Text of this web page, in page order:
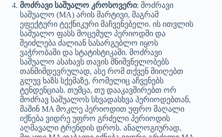
მოძრავი საშუალო კროსოვერი: მოძრავი
საშუალო (MA) არის მარტივი, მაგრამ
ეფექტური ტექნიკური მაჩვენებელი. ის ითვლის
საშუალო ფასს მოცემულ პერიოდში და
შეიძლება ძალიან სასარგებლო იყოს
ვაჭრობაში და სტატისტიკაში. მოძრავი
საშუალო ასახავს თავის მნიშვნელობებს
თანმიმდევრულად, ასე რომ თქვენ მიიღებთ
გლუვ ხაზს სქემაზე, რომელიც აჩვენებს
ტენდენციას. თუმცა, თუ დააკავშირებთ ორ
მოძრავ საშუალოს სხვადასხვა პერიოდებთან,
მაშინ MA მოკლე პერიოდით უფრო მაღალი
იქნება ვიდრე უფრო გრძელი პერიოდის
აღმავალი ტრენდის დროს. ანალოგიურად,